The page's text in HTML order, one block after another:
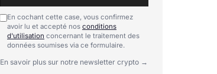
En cochant cette case, vous confirmez
avoir lu et accepté nos conditions
d'utilisation concernant le traitement des
données soumises via ce formulaire.
En savoir plus sur notre newsletter crypto →